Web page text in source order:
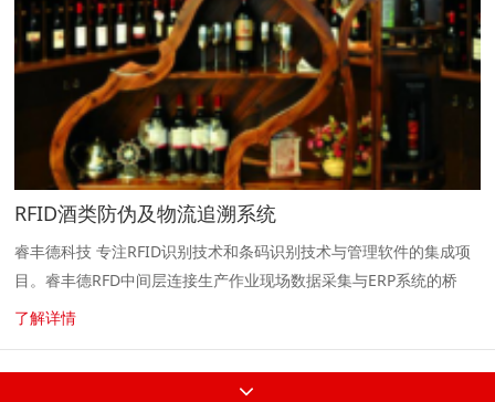
RFID酒类防伪及物流追溯系统
睿丰德科技 专注RFID识别技术和条码识别技术与管理软件的集成项
目。睿丰德RFD中间层连接生产作业现场数据采集与ERP系统的桥
梁。 简介 本系统利用RFID技术,解决酒类在防伪及物流追溯
了解详情